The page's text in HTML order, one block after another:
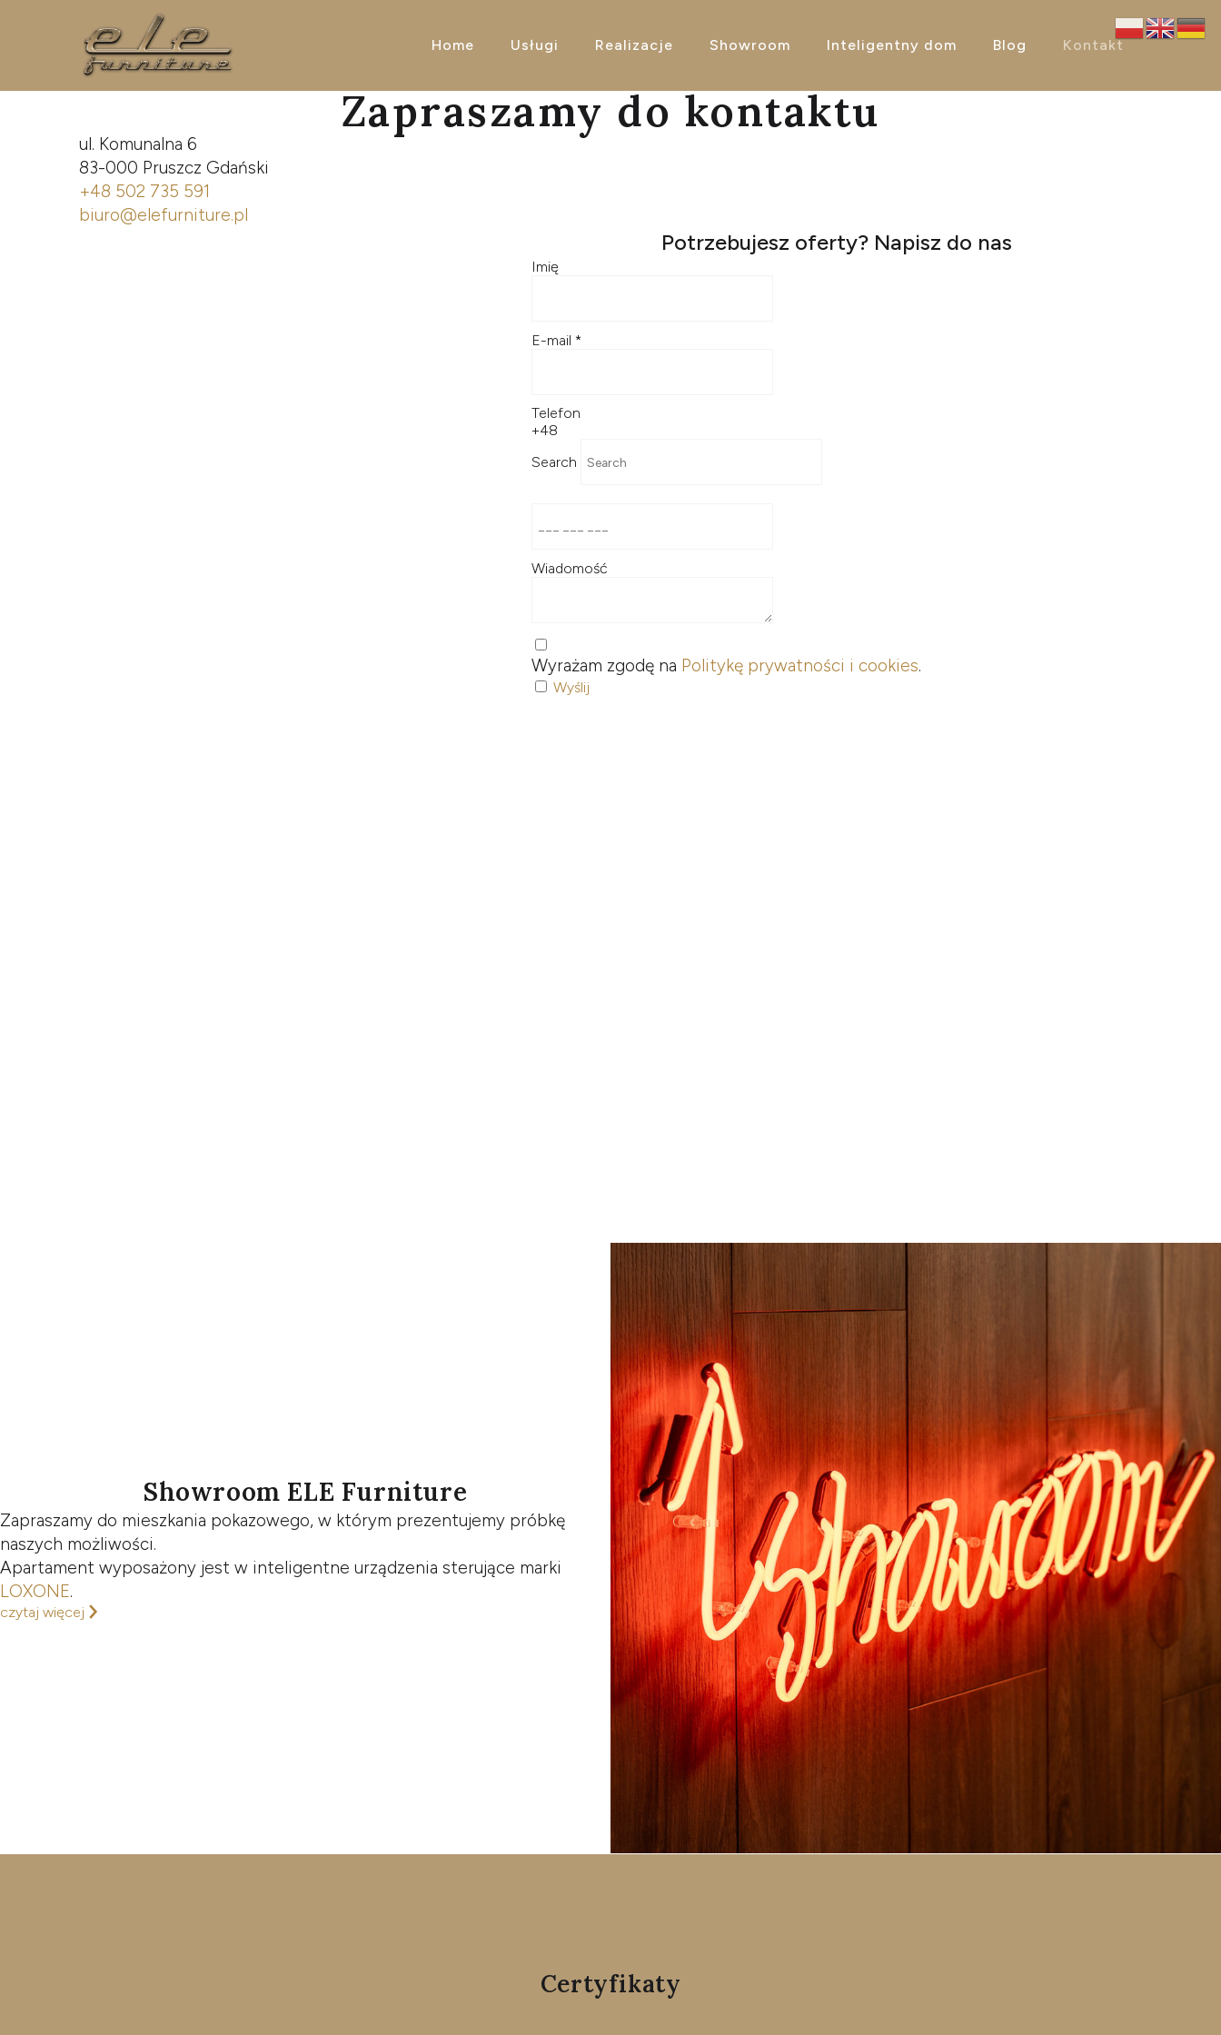
Home Usługi Realizacje Showroom Inteligentny dom Blog Kontakt
Zapraszamy do kontaktu
ul. Komunalna 6
83-000 Pruszcz Gdański
+48 502 735 591
biuro@elefurniture.pl
Potrzebujesz oferty? Napisz do nas
Imię
E-mail *
Telefon
+48
Search
Wiadomość
Wyrażam zgodę na Politykę prywatności i cookies.
Wyślij
Showroom ELE Furniture
Zapraszamy do mieszkania pokazowego, w którym prezentujemy próbkę
naszych możliwości.
Apartament wyposażony jest w inteligentne urządzenia sterujące marki
LOXONE.
czytaj więcej
Certyfikaty